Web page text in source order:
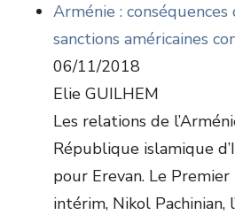
Arménie :
sanctions américaines
06/11/2018
Elie GUILHEM
Les relations de
République islamique
pour Erevan. Le
intérim, Nikol Pachinian,